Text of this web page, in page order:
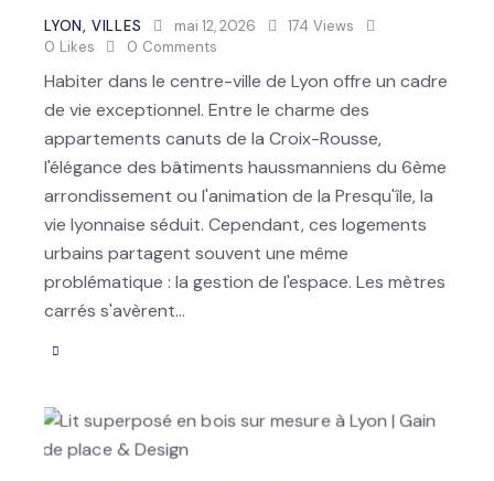
LYON, VILLES mai 12, 2026 174 Views
0 Likes 0 Comments
Habiter dans le centre-ville de Lyon offre un cadre
de vie exceptionnel. Entre le charme des
appartements canuts de la Croix-Rousse,
l'élégance des bâtiments haussmanniens du 6ème
arrondissement ou l'animation de la Presqu'île, la
vie lyonnaise séduit. Cependant, ces logements
urbains partagent souvent une même
problématique : la gestion de l'espace. Les mètres
carrés s'avèrent…